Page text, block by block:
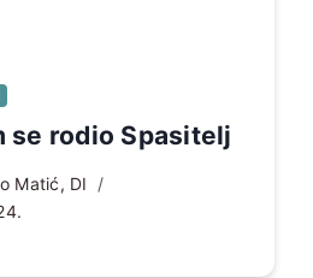
se rodio Spasitelj
Matić, DI